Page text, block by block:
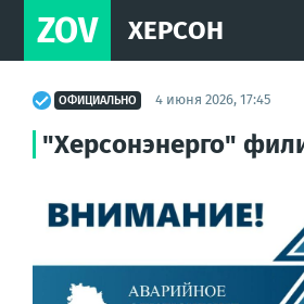
ZOV ХЕРСОН
ОФИЦИАЛЬНО 4 июня 2026, 17:45
"Херсонэнерго"